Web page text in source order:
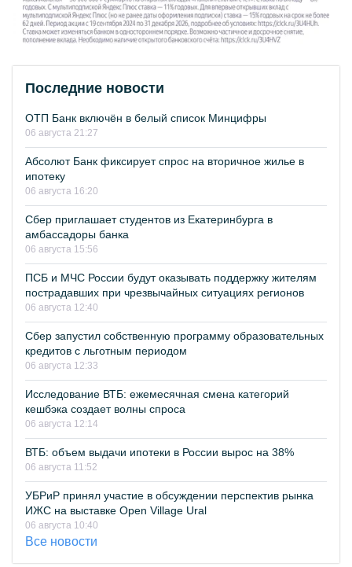
Последние новости
ОТП Банк включён в белый список Минцифры
06 августа 21:27
Абсолют Банк фиксирует спрос на вторичное жилье в
ипотеку
06 августа 16:20
Сбер приглашает студентов из Екатеринбурга в
амбассадоры банка
06 августа 15:56
ПСБ и МЧС России будут оказывать поддержку жителям
пострадавших при чрезвычайных ситуациях регионов
06 августа 12:40
Сбер запустил собственную программу образовательных
кредитов с льготным периодом
06 августа 12:33
Исследование ВТБ: ежемесячная смена категорий
кешбэка создает волны спроса
06 августа 12:14
ВТБ: объем выдачи ипотеки в России вырос на 38%
06 августа 11:52
УБРиР принял участие в обсуждении перспектив рынка
ИЖС на выставке Open Village Ural
06 августа 10:40
Все новости